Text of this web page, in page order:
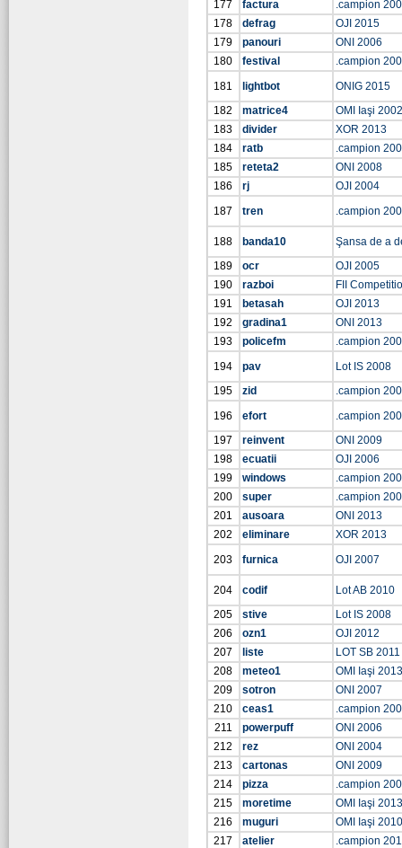
177
factura
.campion
178
defrag
OJI 2015
179
panouri
ONI 2006
180
festival
.campion
181
lightbot
ONIG 2015
182
matrice4
OMI Iaşi 2002
183
divider
XOR 2013
184
ratb
.campion
185
reteta2
ONI 2008
186
rj
OJI 2004
187
tren .campion
188 banda10
Şansa de a
189
ocr
OJI 2005
190
razboi
FII
191
betasah
OJI 2013
192
gradina1
ONI 2013
193
policefm
.campion
194
pav
Lot IS 2008
195
zid
.campion
196
efort
.campion
197
reinvent
ONI 2009
198
ecuatii
OJI 2006
199
windows
.campion
200
super
.campion
201
ausoara
ONI 2013
202
eliminare
XOR 2013
203
furnica OJI 2007
204 codif
Lot AB 2010
205
stive
Lot IS 2008
206
ozn1
OJI 2012
207
liste
LOT SB 2011
208
meteo1
OMI Iaşi 2013
209
sotron
ONI 2007
210
ceas1
.campion
211
powerpuff
ONI 2006
212
rez
ONI 2004
213
cartonas
ONI 2009
214
pizza
.campion
215
moretime
OMI Iaşi 2013
216
muguri
OMI Iaşi 2010
217
atelier
.campion